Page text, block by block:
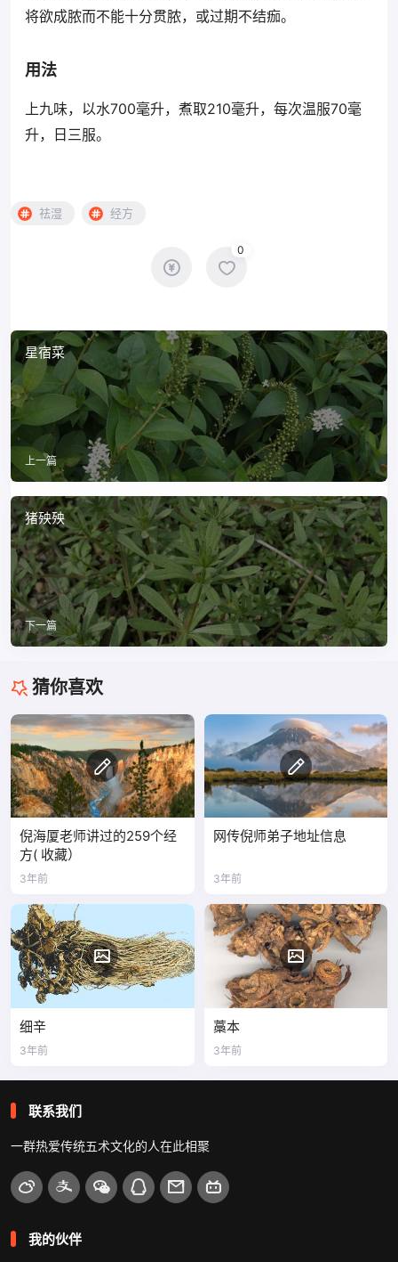
将欲成脓而不能十分贯脓，或过期不结痂。
用法
上九味，以水700毫升，煮取210毫升，每次温服70毫
升，日三服。
祛湿 经方
0
星宿菜
上一篇
猪殃殃
下一篇
猜你喜欢
倪海厦老师讲过的259个经
方( 收藏）
3年前
网传倪师弟子地址信息
3年前
细辛
3年前
藁本
3年前
联系我们
一群热爱传统五术文化的人在此相聚
我的伙伴